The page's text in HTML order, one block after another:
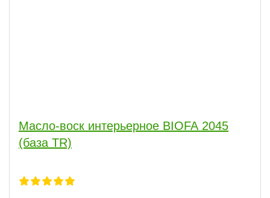
Масло-воск интерьерное BIOFA 2045
(база TR)